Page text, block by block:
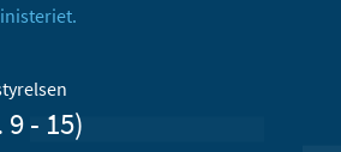
- 15)